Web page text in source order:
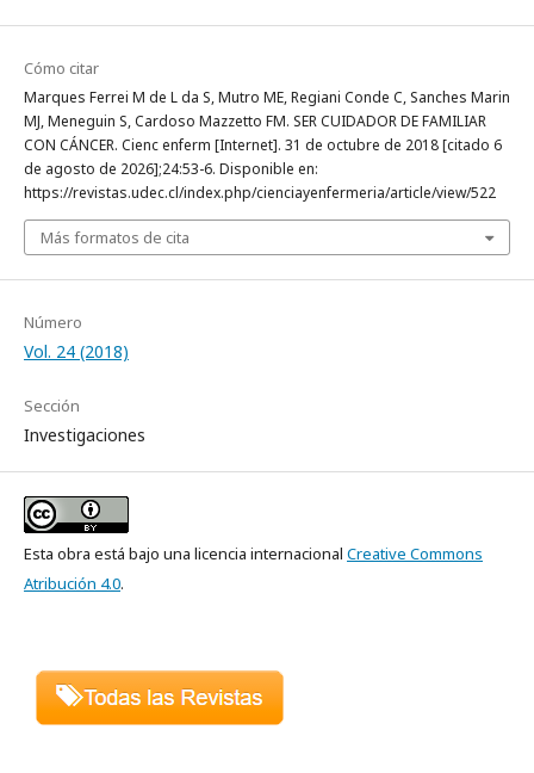
Cómo citar
Marques Ferrei M de L da S, Mutro ME, Regiani Conde C, Sanches Marin
MJ, Meneguin S, Cardoso Mazzetto FM. SER CUIDADOR DE FAMILIAR
CON CÁNCER. Cienc enferm [Internet]. 31 de octubre de 2018 [citado 6
de agosto de 2026];24:53-6. Disponible en:
https://revistas.udec.cl/index.php/cienciayenfermeria/article/view/522
Más formatos de cita
Número
Vol. 24 (2018)
Sección
Investigaciones
Esta obra está bajo una licencia internacional Creative Commons
Atribución 4.0.